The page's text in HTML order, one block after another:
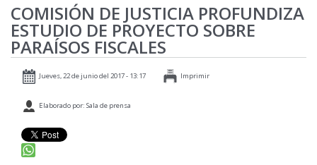
LA ASAMBLEA
LEGISLAMOS
FISCALIZAMOS
PRENSA
PARTICIPACIÓN
RELACIONES INTERNACIONALES
AGENDA
COMISIÓN DE JUSTICIA PROFUNDIZA
ESTUDIO DE PROYECTO SOBRE
PARAÍSOS FISCALES
Jueves, 22 de junio del 2017 - 13:17 Imprimir
Elaborado por: Sala de prensa